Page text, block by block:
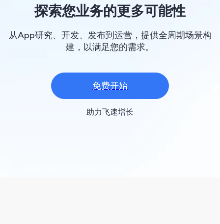
探索您业务的更多可能性
从App研究、开发、发布到运营，提供全周期场景构
建，以满足您的需求。
免费开始
助力飞速增长